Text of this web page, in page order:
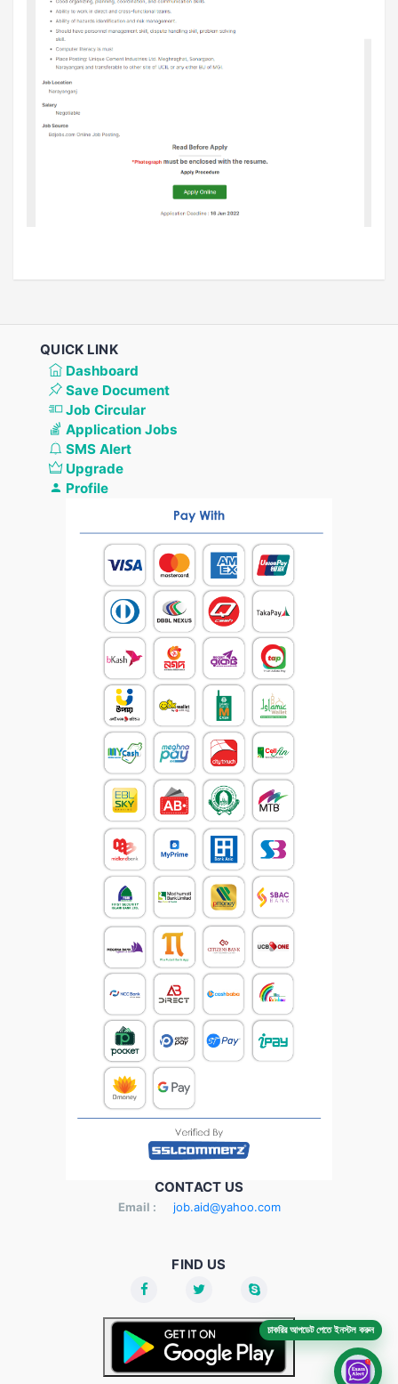
QUICK LINK
Dashboard
Save Document
Job Circular
Application Jobs
SMS Alert
Upgrade
Profile
CONTACT US
Email : job.aid@yahoo.com
FIND US
চাকরির আপডেট পেতে ইনস্টল করুন